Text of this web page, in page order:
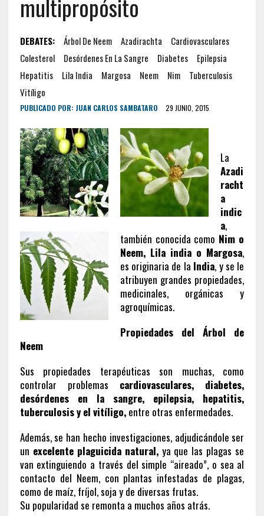
multipropósito
DEBATES: Árbol De Neem Azadirachta
Cardiovasculares
Colesterol
Desórdenes En La Sangre Diabetes
Epilepsia
Hepatitis
Lila India Margosa Neem Nim
Tuberculosis
Vitíligo
PUBLICADO POR: JUAN CARLOS SAMBATARO 29 JUNIO, 2015
La
Azadi
racht
a
indic
a,
también conocida como Nim o
Neem, Lila india o Margosa,
es originaria de la India, y se le
atribuyen grandes propiedades,
medicinales, orgánicas y
agroquímicas.
Propiedades del Árbol de
Neem
Sus propiedades terapéuticas son muchas, como
controlar problemas cardiovasculares, diabetes,
desórdenes en la sangre, epilepsia, hepatitis,
tuberculosis y el vitíligo,entre otras enfermedades.
Además, se han hecho investigaciones, adjudicándole ser
un excelente plaguicida natural,ya que las plagas se
van extinguiendo a través del simple “aireado”, o sea al
contacto del Neem, con plantas infestadas de plagas,
como de maíz, fríjol, soja y de diversas frutas.
Su popularidad se remonta a muchos años atrás.